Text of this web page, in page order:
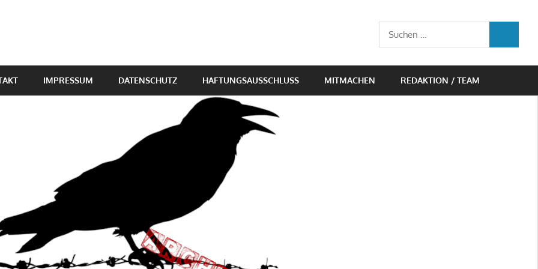
Suchen
nach:
IMPRESSUM DATENSCHUTZ HAFTUNGSAUSSCHLUSS MITMACHEN REDAKTION / TEAM